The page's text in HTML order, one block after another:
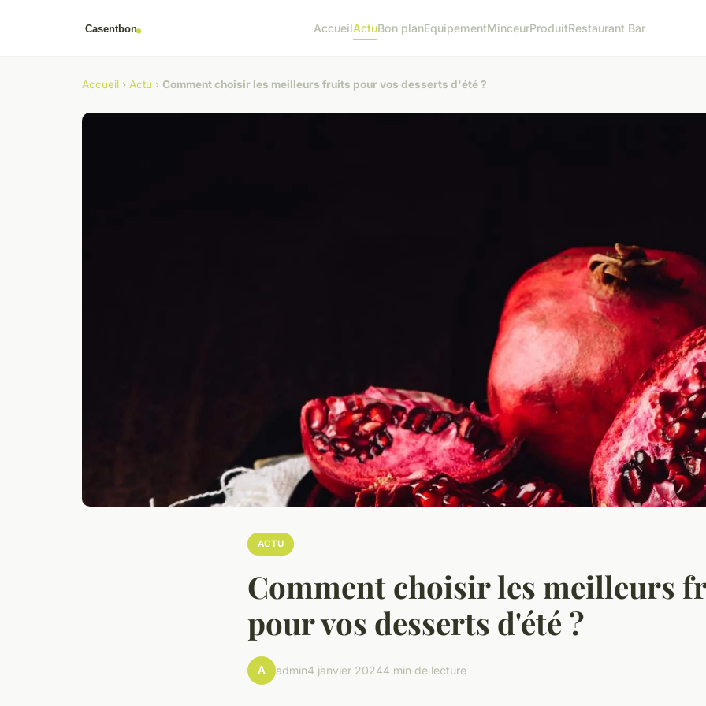
AccueilActuBon planEquipementMinceurProduitRestaurant Bar
Accueil › Actu › Comment choisir les meilleurs fruits pour vos desserts d'été ?
ACTU
Comment choisir les meilleurs
pour vos desserts d'été ?
A admin4 janvier 20244 min de lecture